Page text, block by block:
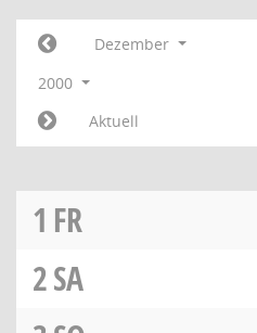
Dezember
2000
Aktuell
1 FR
2SA